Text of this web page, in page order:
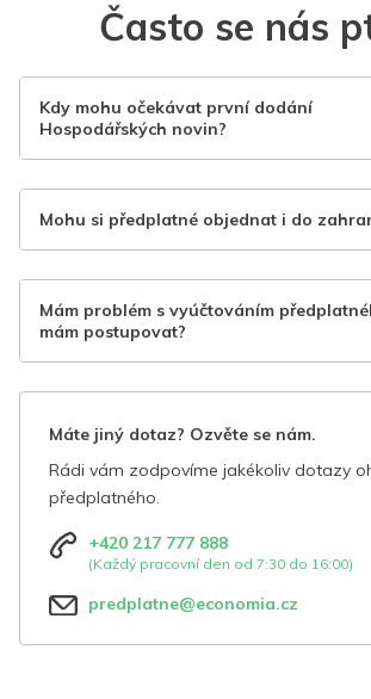
Často se nás
Kdy mohu očekávat první dodání
Hospodářských novin?
Mohu si předplatné objednat i do
Mám problém s vyúčtováním
mám postupovat?
Máte jiný dotaz? Ozvěte se nám.
Rádi vám zodpovíme jakékoliv dotazy
předplatného.
+420 217 777 888
(Každý pracovní den od 7:30 do 16:00)
predplatne@economia.cz